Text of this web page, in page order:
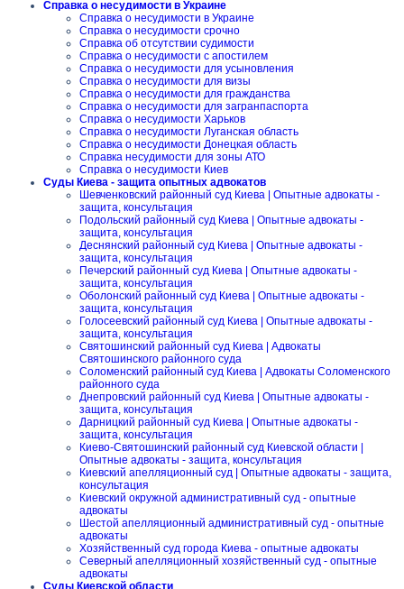
Справка о несудимости в Украине
Справка о несудимости в Украине
Справка о несудимости срочно
Справка об отсутствии судимости
Справка о несудимости с апостилем
Справка о несудимости для усыновления
Справка о несудимости для визы
Справка о несудимости для гражданства
Справка о несудимости для загранпаспорта
Справка о несудимости Харьков
Справка о несудимости Луганская область
Справка о несудимости Донецкая область
Справка несудимости для зоны АТО
Справка о несудимости Киев
Суды Киева - защита опытных адвокатов
Шевченковский районный суд Киева | Опытные адвокаты -
защита, консультация
Подольский районный суд Киева | Опытные адвокаты -
защита, консультация
Деснянский районный суд Киева | Опытные адвокаты -
защита, консультация
Печерский районный суд Киева | Опытные адвокаты -
защита, консультация
Оболонский районный суд Киева | Опытные адвокаты -
защита, консультация
Голосеевский районный суд Киева | Опытные адвокаты -
защита, консультация
Святошинский районный суд Киева | Адвокаты
Святошинского районного суда
Соломенский районный суд Киева | Адвокаты Соломенского
районного суда
Днепровский районный суд Киева | Опытные адвокаты -
защита, консультация
Дарницкий районный суд Киева | Опытные адвокаты -
защита, консультация
Киево-Святошинский районный суд Киевской области |
Опытные адвокаты - защита, консультация
Киевский апелляционный суд | Опытные адвокаты - защита,
консультация
Киевский окружной административный суд - опытные
адвокаты
Шестой апелляционный административный суд - опытные
адвокаты
Хозяйственный суд города Киева - опытные адвокаты
Северный апелляционный хозяйственный суд - опытные
адвокаты